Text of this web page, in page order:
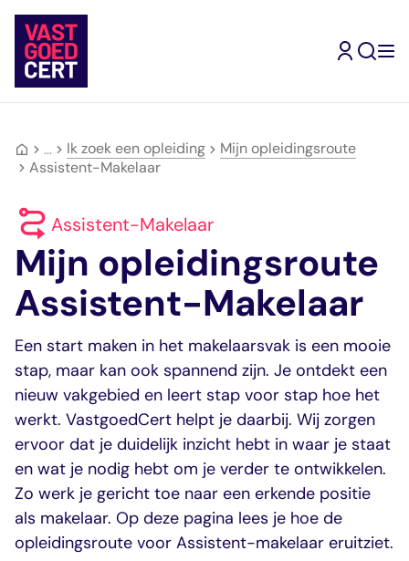
Skip
content
Ik ben
gecertificeerd
Ik wil makelaar
worden
Ik zoek een
makelaar
Zoek in de website
Mijn VastgoedCert
Over Ons
Nieuws
Contact
Terug
Jouw
naar een volgend
register
Mijn
VastgoedCert
Jouw persoonlijke
dashboard met
voortgang en status
Mijn
Educatie
Overzicht van je
jaarlijks te behalen
Terug
Makelaar
Register-
Makelaar
Wonen
Register-
Makelaar
Bedrijfsmatig
vastgoed
Register-
Makelaar
Landelijk
vastgoed
Terug
Jouw inschrijving als
gecertificeerd
makelaar
Ik zoek een
opleiding
Jouw route naar
gecertificeerd
makelaar
Belangrijke
documenten
Alle relevantie
certificerings- en
Terug
Terug
Makelaar
Kandidaat-
Makelaar
RM Wonen
RM
Bedrijfsmatig
vastgoed
RM Landelijk
vastgoed
Erkende
opleiders
Opleidingsadvies
Ervaringsverhalen
Terug
Vragen en
antwoorden
Ervaringsverhalen
… Ik zoek een opleiding
Mijn opleidingsroute
Assistent-Makelaar
Assistent-Makelaar
Mijn opleidingsroute
Assistent-Makelaar
Een start maken in het makelaarsvak is een mooie
stap, maar kan ook spannend zijn. Je ontdekt een
nieuw vakgebied en leert stap voor stap hoe het
werkt. VastgoedCert helpt je daarbij. Wij zorgen
ervoor dat je duidelijk inzicht hebt in waar je staat
en wat je nodig hebt om je verder te ontwikkelen.
Zo werk je gericht toe naar een erkende positie
als makelaar. Op deze pagina lees je hoe de
opleidingsroute voor Assistent-makelaar eruitziet.